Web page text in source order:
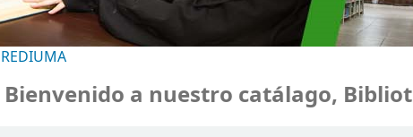
REDIUMA
a nuestro catálago,